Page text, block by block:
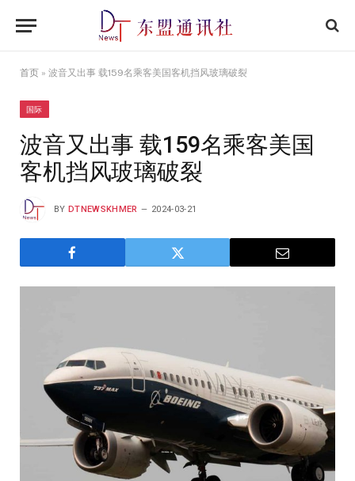
首页 » 波音又出事 载159名乘客美国客机挡风玻璃破裂
国际
波音又出事 载159名乘客美国
客机挡风玻璃破裂
BY DTNEWSKHMER 2024-03-21